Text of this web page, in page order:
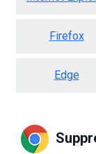
Firefox
Edge